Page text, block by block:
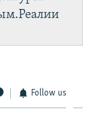
Follow us